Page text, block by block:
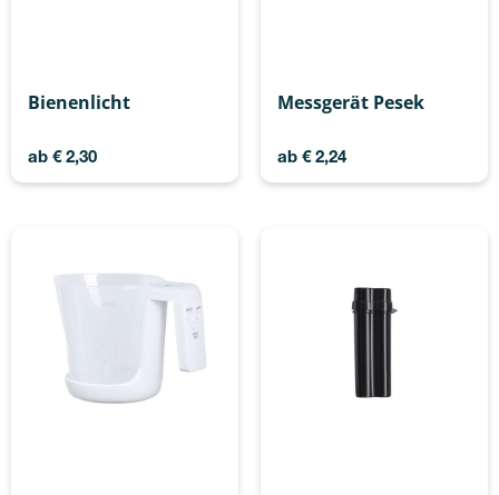
Bienenlicht
ab €2,30
Messgerät Pesek
ab €2,24